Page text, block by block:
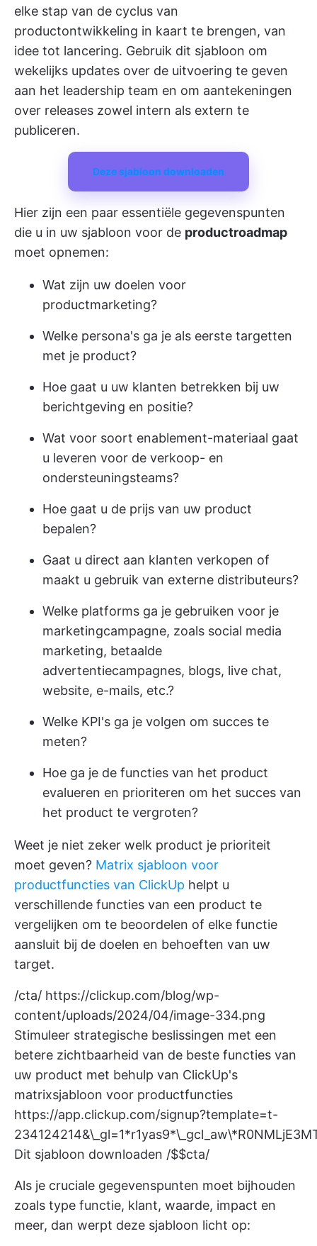
elke stap van de cyclus van
productontwikkeling in kaart te brengen, van
idee tot lancering. Gebruik dit sjabloon om
wekelijks updates over de uitvoering te geven
aan het leadership team en om aantekeningen
over releases zowel intern als extern te
publiceren.
Deze sjabloon downloaden
Hier zijn een paar essentiële gegevenspunten
die u in uw sjabloon voor de productroadmap
moet opnemen:
Wat zijn uw doelen voor
productmarketing?
Welke persona's ga je als eerste targetten
met je product?
Hoe gaat u uw klanten betrekken bij uw
berichtgeving en positie?
Wat voor soort enablement-materiaal gaat
u leveren voor de verkoop- en
ondersteuningsteams?
Hoe gaat u de prijs van uw product
bepalen?
Gaat u direct aan klanten verkopen of
maakt u gebruik van externe distributeurs?
Welke platforms ga je gebruiken voor je
marketingcampagne, zoals social media
marketing, betaalde
advertentiecampagnes, blogs, live chat,
website, e-mails, etc.?
Welke KPI's ga je volgen om succes te
meten?
Hoe ga je de functies van het product
evalueren en prioriteren om het succes van
het product te vergroten?
Weet je niet zeker welk product je prioriteit
moet geven? Matrix sjabloon voor
productfuncties van ClickUp helpt u
verschillende functies van een product te
vergelijken om te beoordelen of elke functie
aansluit bij de doelen en behoeften van uw
target.
/cta/ https://clickup.com/blog/wp-
content/uploads/2024/04/image-334.png
Stimuleer strategische beslissingen met een
betere zichtbaarheid van de beste functies van
uw product met behulp van ClickUp's
matrixsjabloon voor productfuncties
https://app.clickup.com/signup?template=t-
Dit sjabloon downloaden /$$cta/
Als je cruciale gegevenspunten moet bijhouden
zoals type functie, klant, waarde, impact en
meer, dan werpt deze sjabloon licht op: